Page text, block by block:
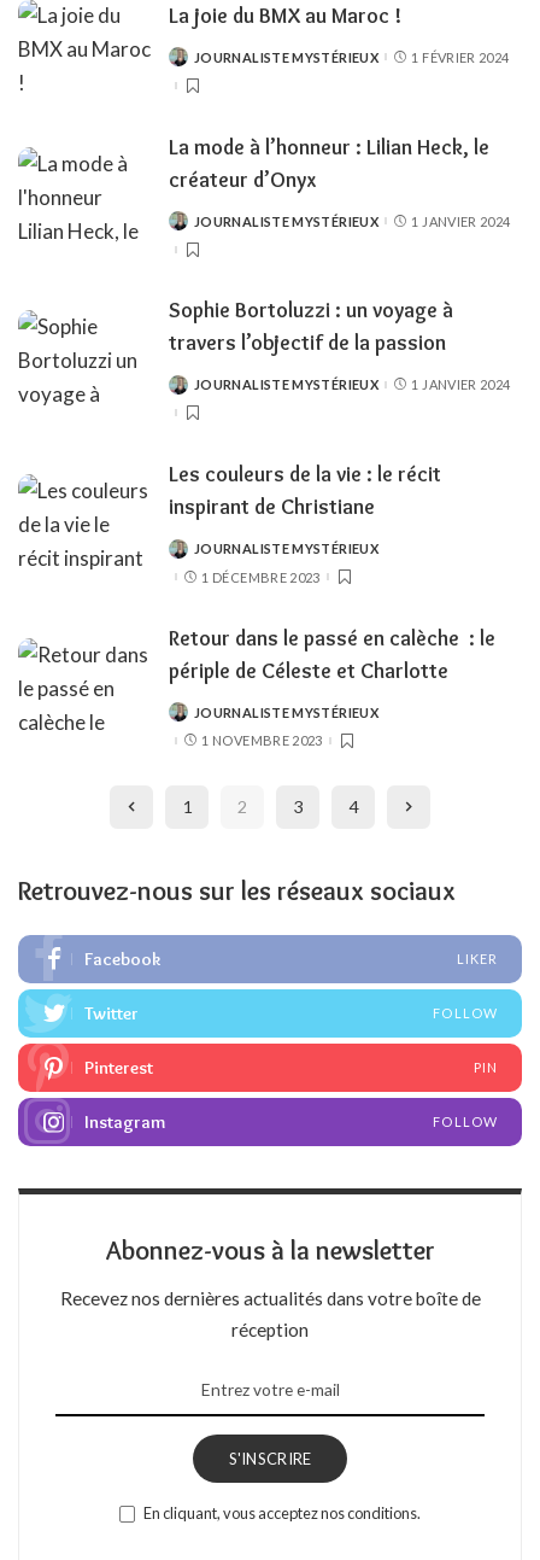
La joie du BMX au Maroc !
POSTEDJOURNALISTE MYSTÉRIEUX 1 FÉVRIER 2024
La mode à l’honneur : Lilian Heck, le
créateur d’Onyx
POSTEDJOURNALISTE MYSTÉRIEUX 1 JANVIER 2024
Sophie Bortoluzzi : un voyage à
travers l’objectif de la passion
POSTEDJOURNALISTE MYSTÉRIEUX 1 JANVIER 2024
Les couleurs de la vie : le récit
inspirant de Christiane
POSTEDJOURNALISTE MYSTÉRIEUX
1 DÉCEMBRE 2023
Retour dans le passé en calèche : le
périple de Céleste et Charlotte
POSTEDJOURNALISTE MYSTÉRIEUX
1 NOVEMBRE 2023
1 2 3 4
Retrouvez-nous sur les réseaux sociaux
Facebook LIKER
Twitter FOLLOW
Pinterest PIN
Instagram FOLLOW
Abonnez-vous à la newsletter
Recevez nos dernières actualités dans votre boîte de
réception
S'INSCRIRE
En cliquant, vous acceptez nos conditions.